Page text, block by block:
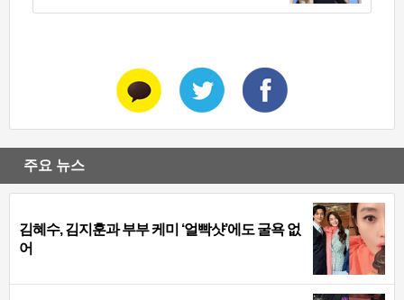
주요 뉴스
김혜수, 김지훈과 부부 케미 ‘얼빡샷’에도 굴욕 없
어